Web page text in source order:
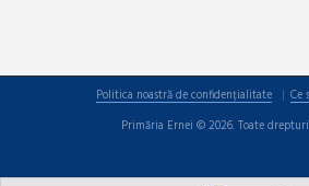
Politica noastră de confidențialitate
Ce
Primăria Ernei © 2026. Toate